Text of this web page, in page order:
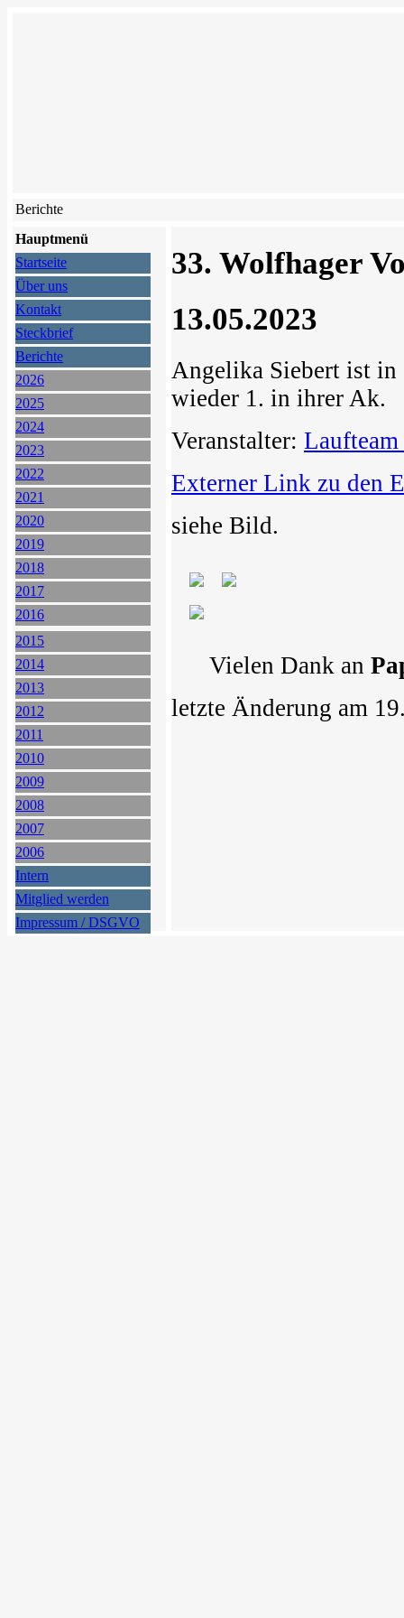
Berichte
Hauptmenü
Startseite
Über uns
Kontakt
Steckbrief
Berichte
2026
2025
2024
2023
2022
2021
2020
2019
2018
2017
2016
2015
2014
2013
2012
2011
2010
2009
2008
2007
2006
Intern
Mitglied werden
Impressum / DSGVO
33. Wolfhager
13.05.2023
Angelika Siebert ist in
wieder 1. in ihrer Ak.
Veranstalter:
Externer Link zu den
siehe Bild.
Vielen Dank an
letzte Änderung am